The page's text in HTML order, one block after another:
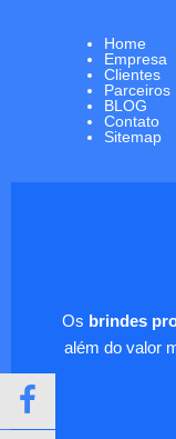
Home
Empresa
Clientes
Parceiros
BLOG
Contato
Sitemap
Os brindes
além do valor